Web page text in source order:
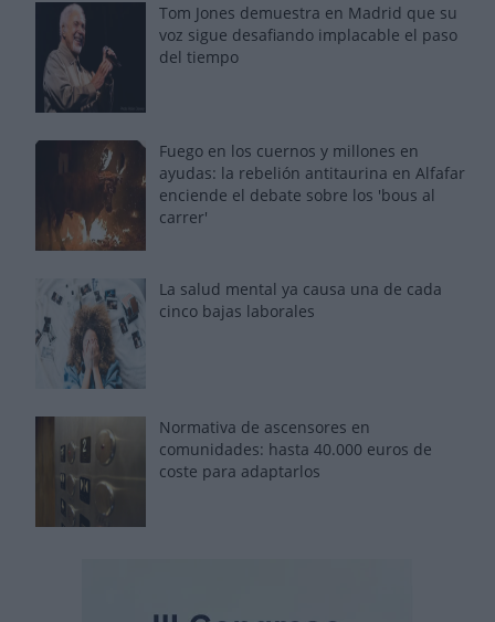
Tom Jones demuestra en Madrid que su
voz sigue desafiando implacable el paso
del tiempo
Fuego en los cuernos y millones en
ayudas: la rebelión antitaurina en Alfafar
enciende el debate sobre los 'bous al
carrer'
La salud mental ya causa una de cada
cinco bajas laborales
Normativa de ascensores en
comunidades: hasta 40.000 euros de
coste para adaptarlos